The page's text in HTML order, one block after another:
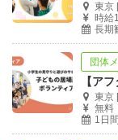
東京
時給
長期
団体
東京
無料
1日